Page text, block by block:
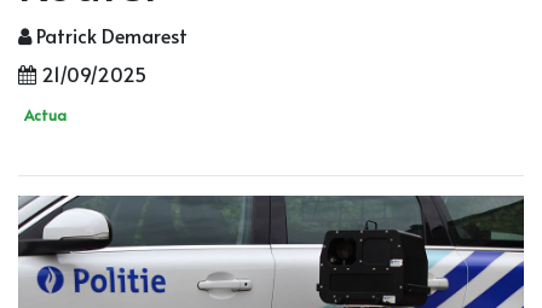
Patrick Demarest
21/09/2025
Actua